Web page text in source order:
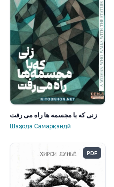
زنی که با مجسمه ها راه می رفت
Шаҳзода Самарқандӣ
PDF